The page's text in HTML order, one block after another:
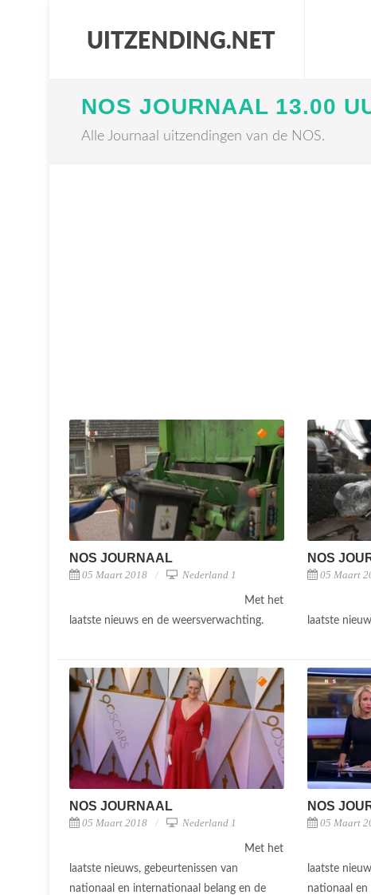
NOS JOURNAAL 13.00
Alle Journaal uitzendingen van de NOS.
NOS JOURNAAL
05 Maart 2018 Nederland 1
Met het
laatste nieuws en de weersverwachting.
NOS
05 Maart
laatste
NOS JOURNAAL
05 Maart 2018 Nederland 1
Met het
laatste nieuws, gebeurtenissen van
nationaal en internationaal belang en de
NOS
05 Maart
laatste
nationaal